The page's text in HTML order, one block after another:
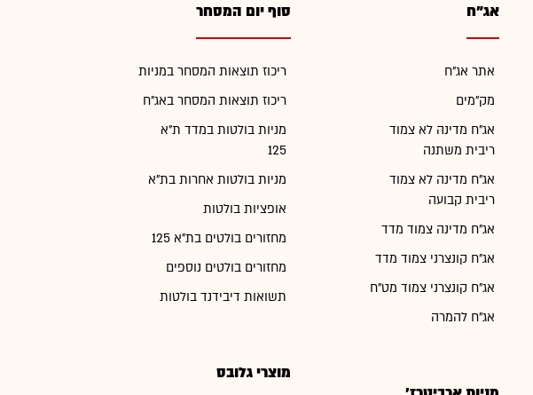
אג"ח
אתר אג"ח
מק"מים
אג"ח מדינה לא צמוד
ריבית משתנה
אג"ח מדינה לא צמוד
ריבית קבועה
אג"ח מדינה צמוד מדד
אג"ח קונצרני צמוד מדד
אג"ח קונצרני צמוד מט"ח
אג"ח להמרה
סוף יום המסחר
ריכוז תוצאות המסחר במניות
ריכוז תוצאות המסחר באג"ח
מניות בולטות במדד ת"א
125
מניות בולטות אחרות בת"א
אופציות בולטות
מחזורים בולטים בת"א 125
מחזורים בולטים נוספים
תשואות דיבידנד בולטות
מוצרי גלובס